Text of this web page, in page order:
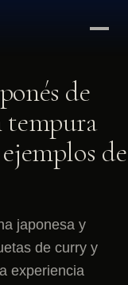
de
tempura
de
japonesa y
de curry y
experiencia